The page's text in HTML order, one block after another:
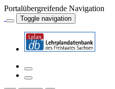
Portalübergreifende Navigation
Toggle navigation